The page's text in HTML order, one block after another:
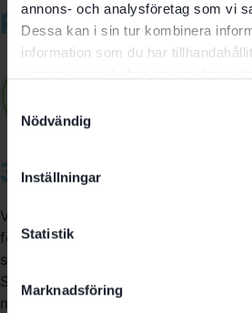
annons- och analysföretag som vi
Dessa kan i sin tur kombinera
information som du har
Nödvändig
Inställningar
Statistik
Marknadsföring
Relaterade
3A Byggdelen
Vi är återförsäljare av elverktyg,
förbrukningsmaterial. Vi har en
serviceverkstad i Stockholm samt
Sverige. Av oss får du professionell
medarbetare med gedigen